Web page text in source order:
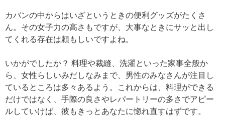
カバンの中からはいざというときの便利グッズがたくさ
ん。その女子力の高さもですが、大事なときにサッと出し
てくれる存在は頼もしいですよね。
いかがでしたか？ 料理や裁縫、洗濯といった家事全般か
ら、女性らしいみだしなみまで、男性のみなさんが注目し
ているところは多々あるよう。これからは、料理ができる
だけではなく、手際の良さやレパートリーの多さでアピー
ルしていけば、彼もきっとあなたに惚れ直すはずです。